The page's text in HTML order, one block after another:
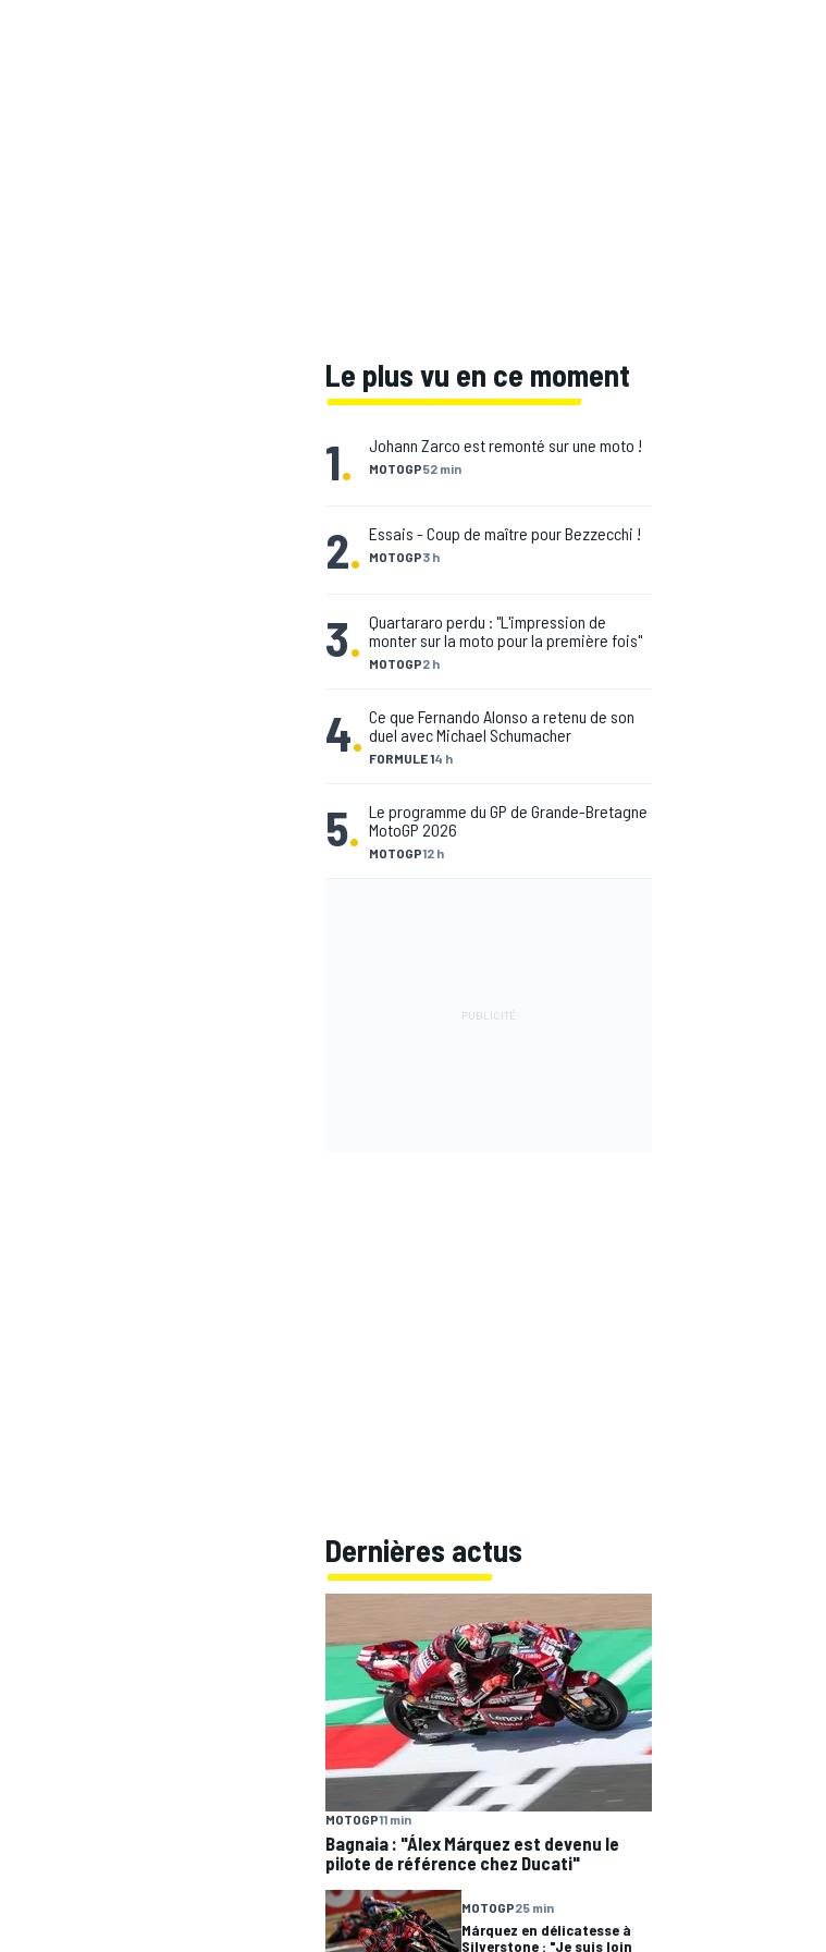
Le plus vu en ce moment
1. MOTOGP52 min
Johann Zarco est remonté sur une moto !
2. MOTOGP3 h
Essais - Coup de maître pour Bezzecchi !
3. MOTOGP2 h
Quartararo perdu : "L'impression de
monter sur la moto pour la première fois"
4. FORMULE 14 h
Ce que Fernando Alonso a retenu de son
duel avec Michael Schumacher
5. MOTOGP12 h
Le programme du GP de Grande-Bretagne
MotoGP 2026
Dernières actus
MOTOGP11 min
Bagnaia : "Álex Márquez est devenu le
pilote de référence chez Ducati"
MOTOGP25 min
Márquez en délicatesse à
Silverstone : "Je suis loin